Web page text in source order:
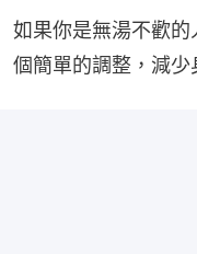
如果你是無湯不歡的
個簡單的調整，減少